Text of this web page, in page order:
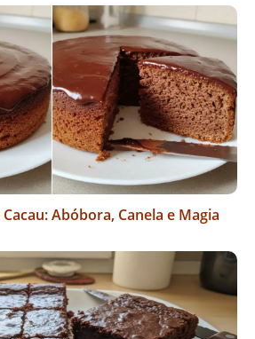
Abóbora, Canela e Magia